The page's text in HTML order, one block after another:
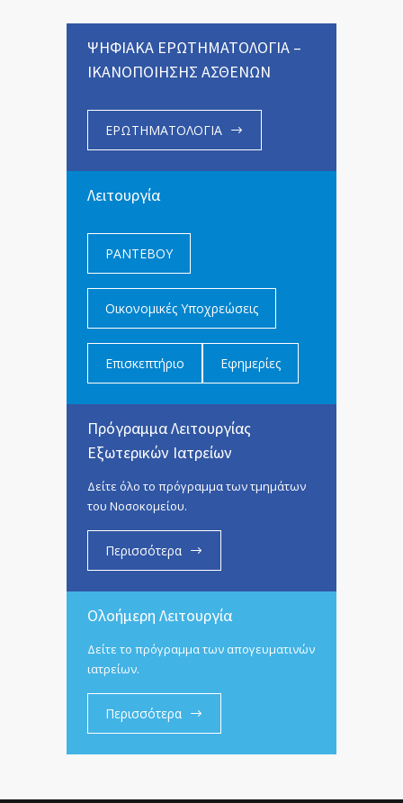
ΨΗΦΙΑΚΑ ΕΡΩΤΗΜΑΤΟΛΟΓΙΑ –
ΙΚΑΝΟΠΟΙΗΣΗΣ ΑΣΘΕΝΩΝ
ΕΡΩΤΗΜΑΤΟΛΟΓΙΑ
Λειτουργία
ΡΑΝΤΕΒΟΥ
Οικονομικές Υποχρεώσεις
Επισκεπτήριο Εφημερίες
Πρόγραμμα Λειτουργίας
Εξωτερικών Ιατρείων
Δείτε όλο το πρόγραμμα των τμημάτων
του Νοσοκομείου.
Περισσότερα
Ολοήμερη Λειτουργία
Δείτε το πρόγραμμα των απογευματινών
ιατρείων.
Περισσότερα